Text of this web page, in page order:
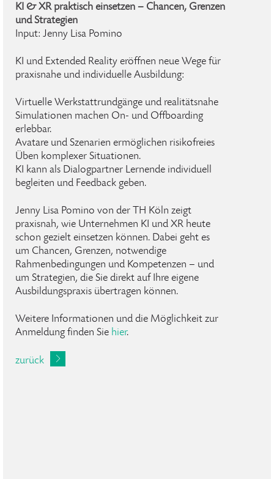
KI & XR praktisch einsetzen – Chancen, Grenzen
und Strategien
Input: Jenny Lisa Pomino
KI und Extended Reality eröffnen neue Wege für
praxisnahe und individuelle Ausbildung:
Virtuelle Werkstattrundgänge und realitätsnahe
Simulationen machen On- und Offboarding
erlebbar.
Avatare und Szenarien ermöglichen risikofreies
Üben komplexer Situationen.
KI kann als Dialogpartner Lernende individuell
begleiten und Feedback geben.
Jenny Lisa Pomino von der TH Köln zeigt
praxisnah, wie Unternehmen KI und XR heute
schon gezielt einsetzen können. Dabei geht es
um Chancen, Grenzen, notwendige
Rahmenbedingungen und Kompetenzen – und
um Strategien, die Sie direkt auf Ihre eigene
Ausbildungspraxis übertragen können.
Weitere Informationen und die Möglichkeit zur
Anmeldung finden Sie hier.
zurück